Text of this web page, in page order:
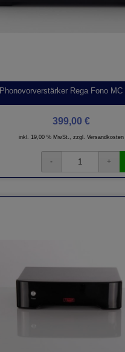
Phonovorverstärker Rega Fono MC
399,00 €
inkl. 19,00 % MwSt., zzgl. Versandkosten